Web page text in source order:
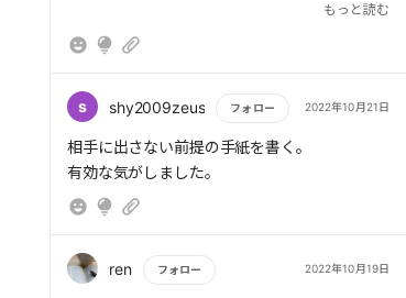
「敏感タイプ」は、気が利く人に多い。相手の
で不安になってしまう。相手を優先するあま
り、自分の気持ちを抑えてしまう。抱え込みす
ぎて気疲れするとふさぎ込んでしまう。
プ」だ。優等生に多く、しっかりしなければい
ておけず、キャパシティを超える仕事を抱え込
もっと読む
s shy2009zeus フォロー 2022年10月21日
もっと読む
相手に出さない前提の手紙を書く。
有効な気がしました。
ren フォロー 2022年10月19日